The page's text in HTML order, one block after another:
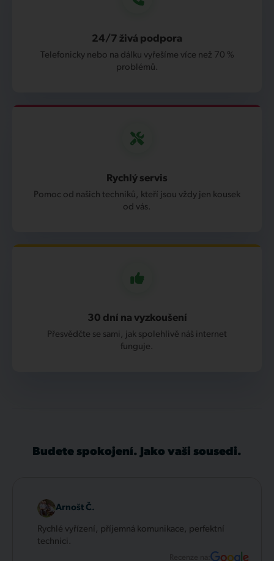
24/7 živá podpora
Telefonicky nebo na dálku vyřešíme více než 70 %
problémů.
Rychlý servis
Pomoc od našich techniků, kteří jsou vždy jen kousek
od vás.
30 dní na vyzkoušení
Přesvědčte se sami, jak spolehlivě náš internet
funguje.
Budete spokojení. Jako vaši sousedi.
Arnošt Č.
Rychlé vyřízení, příjemná komunikace, perfektní
technici.
Recenze na: